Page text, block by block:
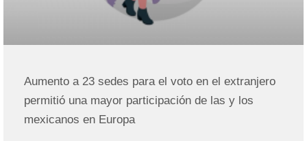
Aumento a 23 sedes para el voto en el extranjero
permitió una mayor participación de las y los
mexicanos en Europa